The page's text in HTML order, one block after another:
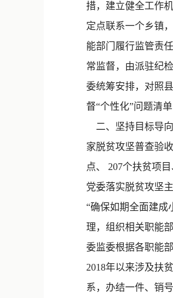
措，建立健全工作
定点联系一个乡镇
能部门履行监管责
常监督，由派驻纪
委统筹安排，对照
督“个性化”问题清
二、坚持目标导向
家脱贫攻坚普查验
点、 207个扶贫项
党委落实脱贫攻坚
“确保如期全面建成
理，组织相关职能
委监委根据各职能
2018年以来涉及扶
系，办结一件、销